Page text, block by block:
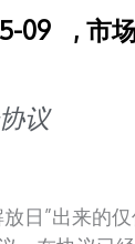
09 , 市
议
日”出来的